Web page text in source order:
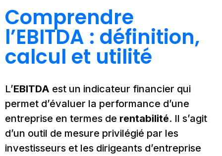
Comprendre
l’EBITDA : définition,
calcul et utilité
L’EBITDA est un indicateur financier qui
permet d’évaluer la performance d’une
entreprise en termes de rentabilité. Il s’agit
d’un outil de mesure privilégié par les
investisseurs et les dirigeants d’entreprise